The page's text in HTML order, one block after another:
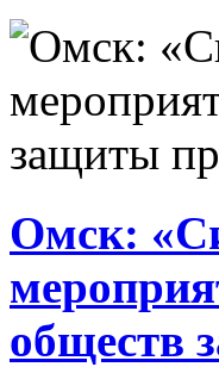
Омск:
обществ